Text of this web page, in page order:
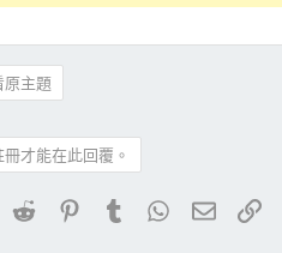
原主題
才能在此回覆。
LinkedIn
Reddit PinterestTumblrWhatsApp
電子